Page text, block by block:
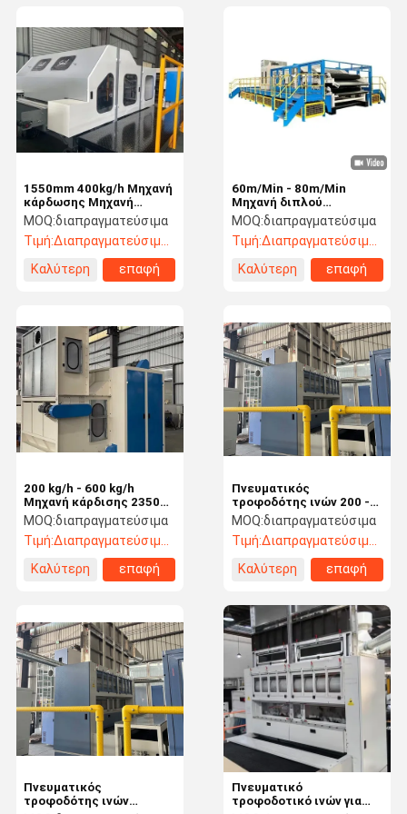
Σπίτι Προϊόντα Βίντεο
Σχετικά Με
Εμάς
60m/Min - 80m/Min
Μηχανή διπλού
κυλίνδρου για την
κάρτωση
κλωστοϋφαντουργικών
MOQ:διαπραγματεύσιμα
Τιμή:Διαπραγματεύσιμος
Καλύτερη
επαφή
1550mm 400kg/h Μηχανή
κάρδωσης Μηχανή
κάρδωσης μη υφασμένης
μονοκύλινδρου
MOQ:διαπραγματεύσιμα
Τιμή:Διαπραγματεύσιμος
Καλύτερη
επαφή
Πνευματικός
τροφοδότης ινών 200 -
600kg/h, τροφοδότης
αέρα με αυτόματο
σύστημα ελέγχου
MOQ:διαπραγματεύσιμα
Τιμή:Διαπραγματεύσιμος
Καλύτερη
επαφή
200 kg/h - 600 kg/h
Μηχανή κάρδισης 2350
mm Δονητικός
τροφοδότης
MOQ:διαπραγματεύσιμα
Τιμή:Διαπραγματεύσιμος
Καλύτερη
επαφή
Πνευματικό
τροφοδοτικό ινών για
Πνευματικός
τροφοδότης ινών